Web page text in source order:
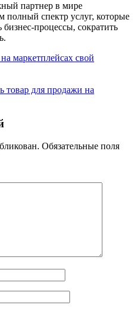
партнер в мире
спектр услуг, которые
процессы, сократить
маркетплейсах свой
товар для продажи на
Обязательные поля